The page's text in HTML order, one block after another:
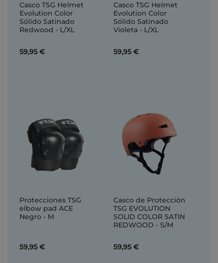
Casco TSG Helmet
Evolution Color
Sólido Satinado
Redwood - L/XL
59,95 €
Casco TSG Helmet
Evolution Color
Sólido Satinado
Violeta - L/XL
59,95 €
Protecciones TSG
elbow pad ACE
Negro - M
59,95 €
Casco de Protección
TSG EVOLUTION
SOLID COLOR SATIN
REDWOOD - S/M
59,95 €